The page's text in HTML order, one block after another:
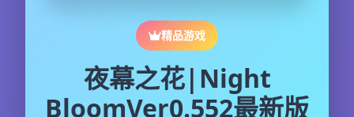
精品游戏
夜幕之花|Night
BloomVer0.552最新版